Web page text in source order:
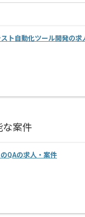
ト自動化ツール開発の求
な案件
QAの求人・案件